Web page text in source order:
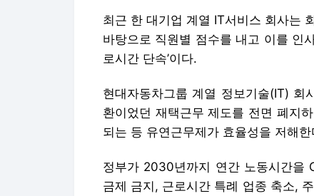
최근 한 대기업 계열 IT서비스 회사는
바탕으로 직원별 점수를 내고 이를 인
로시간 단속’이다.
현대자동차그룹 계열 정보기술(IT) 회
환이었던 재택근무 제도를 전면 폐지
되는 등 유연근무제가 효율성을 저해
정부가 2030년까지 연간 노동시간을
금제 금지, 근로시간 특례 업종 축소,